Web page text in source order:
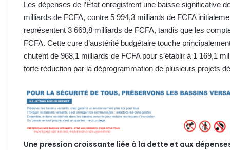
Les dépenses de l’État enregistrent une baisse significative
milliards de FCFA, contre 5 994,3 milliards de FCFA
représentent 3 669,8 milliards de FCFA, tandis que les
FCFA. Cette cure d’austérité budgétaire touche
chutent de 968,1 milliards de FCFA pour s’établir à 1 169,1
forte réduction par la déprogrammation de plusieurs projets
Une pression croissante liée à la dette et aux